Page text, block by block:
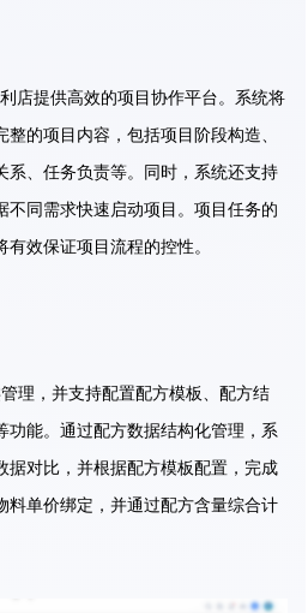
店提供高效的项目协作平台。系统将
的项目内容，包括项目阶段构造、
系、任务负责等。同时，系统还支持
不同需求快速启动项目。项目任务的
效保证项目流程的控性。
理，并支持配置配方模板、配方结
功能。通过配方数据结构化管理，系
据对比，并根据配方模板配置，完成
料单价绑定，并通过配方含量综合计